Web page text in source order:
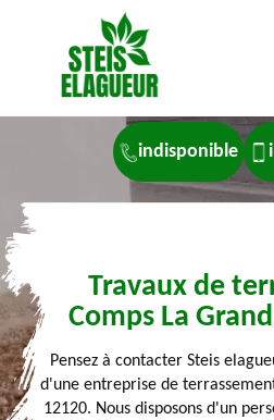
indisponible
Travaux de
Comps La
Pensez à contacter Steis
d'une entreprise de
12120. Nous disposons d'un